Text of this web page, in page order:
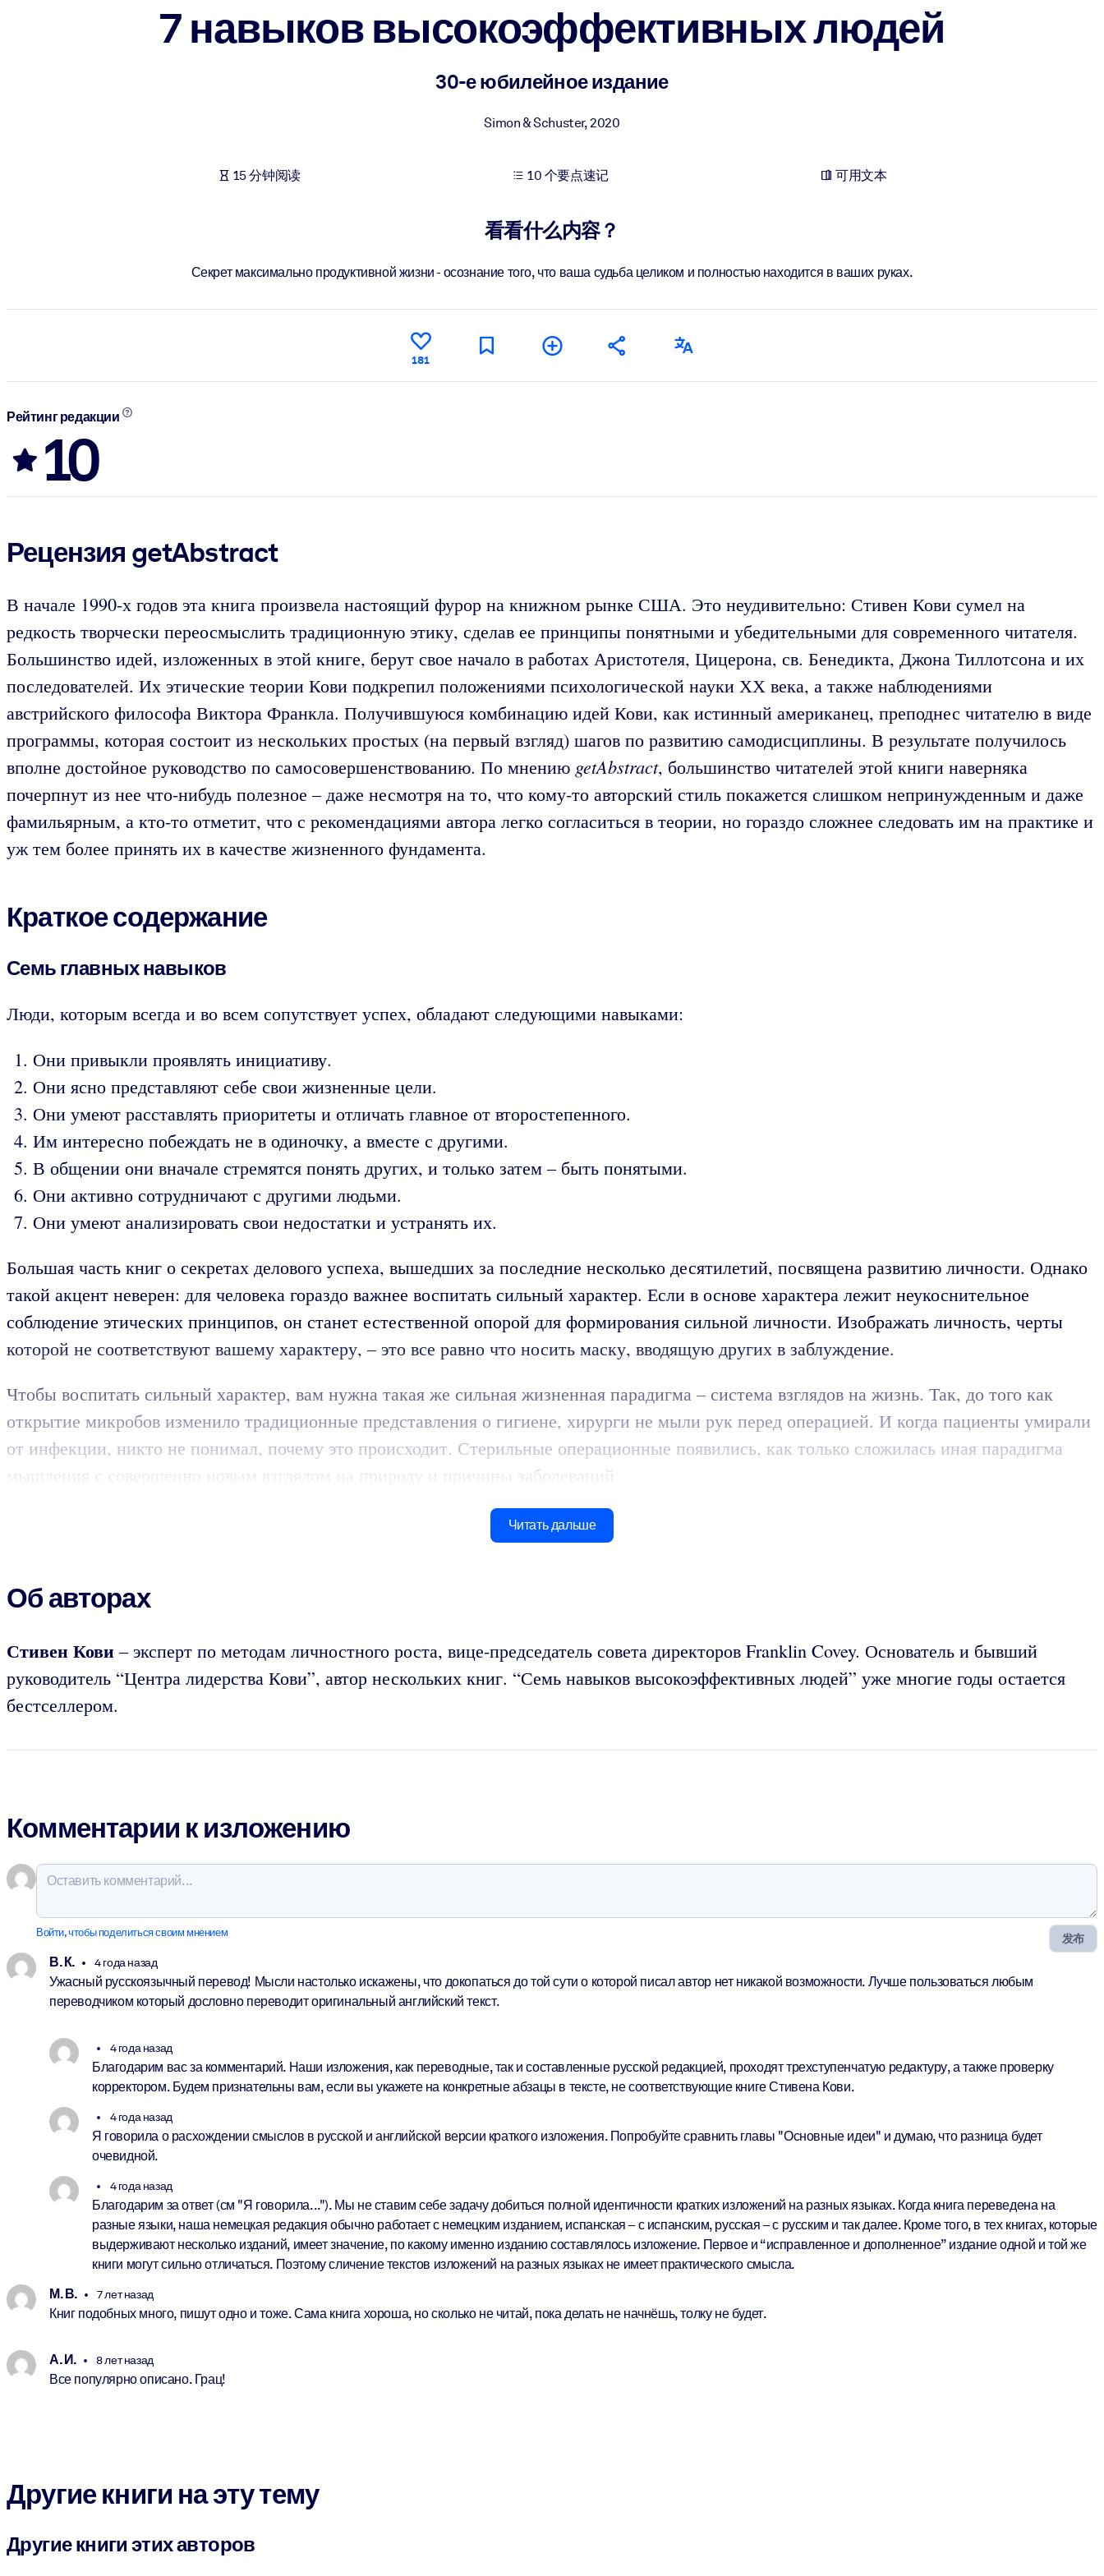
利用可靠、结构化的知识为您的人工智能系统提供动力，以改善输出结果。
7 навыков высокоэффективных людей
30-е юбилейное издание
Simon & Schuster,2020
15 分钟阅读 10 个要点速记 可用文本
看看什么内容？
Секрет максимально продуктивной жизни - осознание того, что ваша судьба целиком и полностью находится в ваших руках.
181
Рейтинг редакции
10
Рецензия getAbstract
В начале 1990-х годов эта книга произвела настоящий фурор на книжном рынке США. Это неудивительно: Стивен Кови сумел на
редкость творчески переосмыслить традиционную этику, сделав ее принципы понятными и убедительными для современного читателя.
Большинство идей, изложенных в этой книге, берут свое начало в работах Аристотеля, Цицерона, св. Бенедикта, Джона Тиллотсона и их
последователей. Их этические теории Кови подкрепил положениями психологической науки ХХ века, а также наблюдениями
австрийского философа Виктора Франкла. Получившуюся комбинацию идей Кови, как истинный американец, преподнес читателю в виде
программы, которая состоит из нескольких простых (на первый взгляд) шагов по развитию самодисциплины. В результате получилось
вполне достойное руководство по самосовершенствованию. По мнению getAbstract, большинство читателей этой книги наверняка
почерпнут из нее что-нибудь полезное – даже несмотря на то, что кому-то авторский стиль покажется слишком непринужденным и даже
фамильярным, а кто-то отметит, что с рекомендациями автора легко согласиться в теории, но гораздо сложнее следовать им на практике и
уж тем более принять их в качестве жизненного фундамента.
Краткое содержание
Семь главных навыков
Люди, которым всегда и во всем сопутствует успех, обладают следующими навыками:
Они привыкли проявлять инициативу.
Они ясно представляют себе свои жизненные цели.
Они умеют расставлять приоритеты и отличать главное от второстепенного.
Им интересно побеждать не в одиночку, а вместе с другими.
В общении они вначале стремятся понять других, и только затем – быть понятыми.
Они активно сотрудничают с другими людьми.
Они умеют анализировать свои недостатки и устранять их.
Большая часть книг о секретах делового успеха, вышедших за последние несколько десятилетий, посвящена развитию личности. Однако
такой акцент неверен: для человека гораздо важнее воспитать сильный характер. Если в основе характера лежит неукоснительное
соблюдение этических принципов, он станет естественной опорой для формирования сильной личности. Изображать личность, черты
которой не соответствуют вашему характеру, – это все равно что носить маску, вводящую других в заблуждение.
Чтобы воспитать сильный характер, вам нужна такая же сильная жизненная парадигма – система взглядов на жизнь. Так, до того как
открытие микробов изменило традиционные представления о гигиене, хирурги не мыли рук перед операцией. И когда пациенты умирали
от инфекции, никто не понимал, почему это происходит. Стерильные операционные появились, как только сложилась иная парадигма
мышления с совершенно новым взглядом на природу и причины заболеваний.
Читать дальше
Об авторах
Стивен Кови – эксперт по методам личностного роста, вице-председатель совета директоров Franklin Covey. Основатель и бывший
руководитель “Центра лидерства Кови”, автор нескольких книг. “Семь навыков высокоэффективных людей” уже многие годы остается
бестселлером.
Комментарии к изложению
发布
Войти, чтобы поделиться своим мнением
В. К. 4 года назад
Ужасный русскоязычный перевод! Мысли настолько искажены, что докопаться до той сути о которой писал автор нет никакой возможности. Лучше пользоваться любым
переводчиком который дословно переводит оригинальный английский текст.
4 года назад
Благодарим вас за комментарий. Наши изложения, как переводные, так и составленные русской редакцией, проходят трехступенчатую редактуру, а также проверку
корректором. Будем признательны вам, если вы укажете на конкретные абзацы в тексте, не соответствующие книге Стивена Кови.
4 года назад
Я говорила о расхождении смыслов в русской и английской версии краткого изложения. Попробуйте сравнить главы "Основные идеи" и думаю, что разница будет
очевидной.
4 года назад
Благодарим за ответ (см "Я говорила..."). Мы не ставим себе задачу добиться полной идентичности кратких изложений на разных языках. Когда книга переведена на
разные языки, наша немецкая редакция обычно работает с немецким изданием, испанская – с испанским, русская – с русским и так далее. Кроме того, в тех книгах, которые
выдерживают несколько изданий, имеет значение, по какому именно изданию составлялось изложение. Первое и “исправленное и дополненное” издание одной и той же
книги могут сильно отличаться. Поэтому сличение текстов изложений на разных языках не имеет практического смысла.
М. В.
7 лет назад
Книг подобных много, пишут одно и тоже. Сама книга хороша, но сколько не читай, пока делать не начнёшь, толку не будет.
А. И. 8 лет назад
Все популярно описано. Грац!
Другие книги на эту тему
Другие книги этих авторов